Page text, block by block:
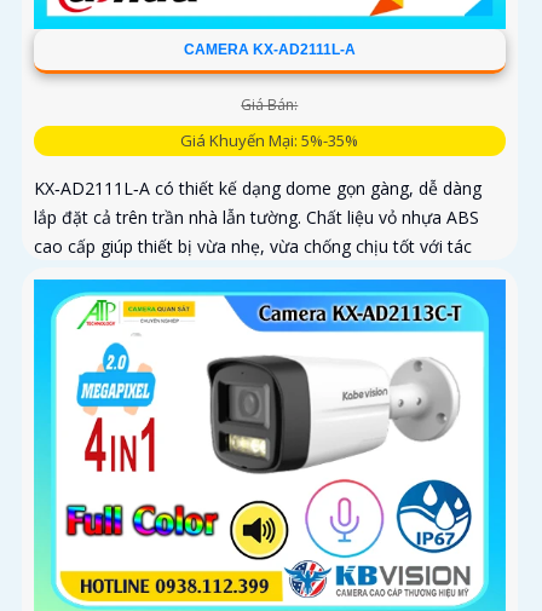
CAMERA KX-AD2111L-A
Giá Bán:
Giá Khuyến Mại: 5%-35%
KX‑AD2111L‑A có thiết kế dạng dome gọn gàng, dễ dàng
lắp đặt cả trên trần nhà lẫn tường. Chất liệu vỏ nhựa ABS
cao cấp giúp thiết bị vừa nhẹ, vừa chống chịu tốt với tác
động của môi trường bên ngoài